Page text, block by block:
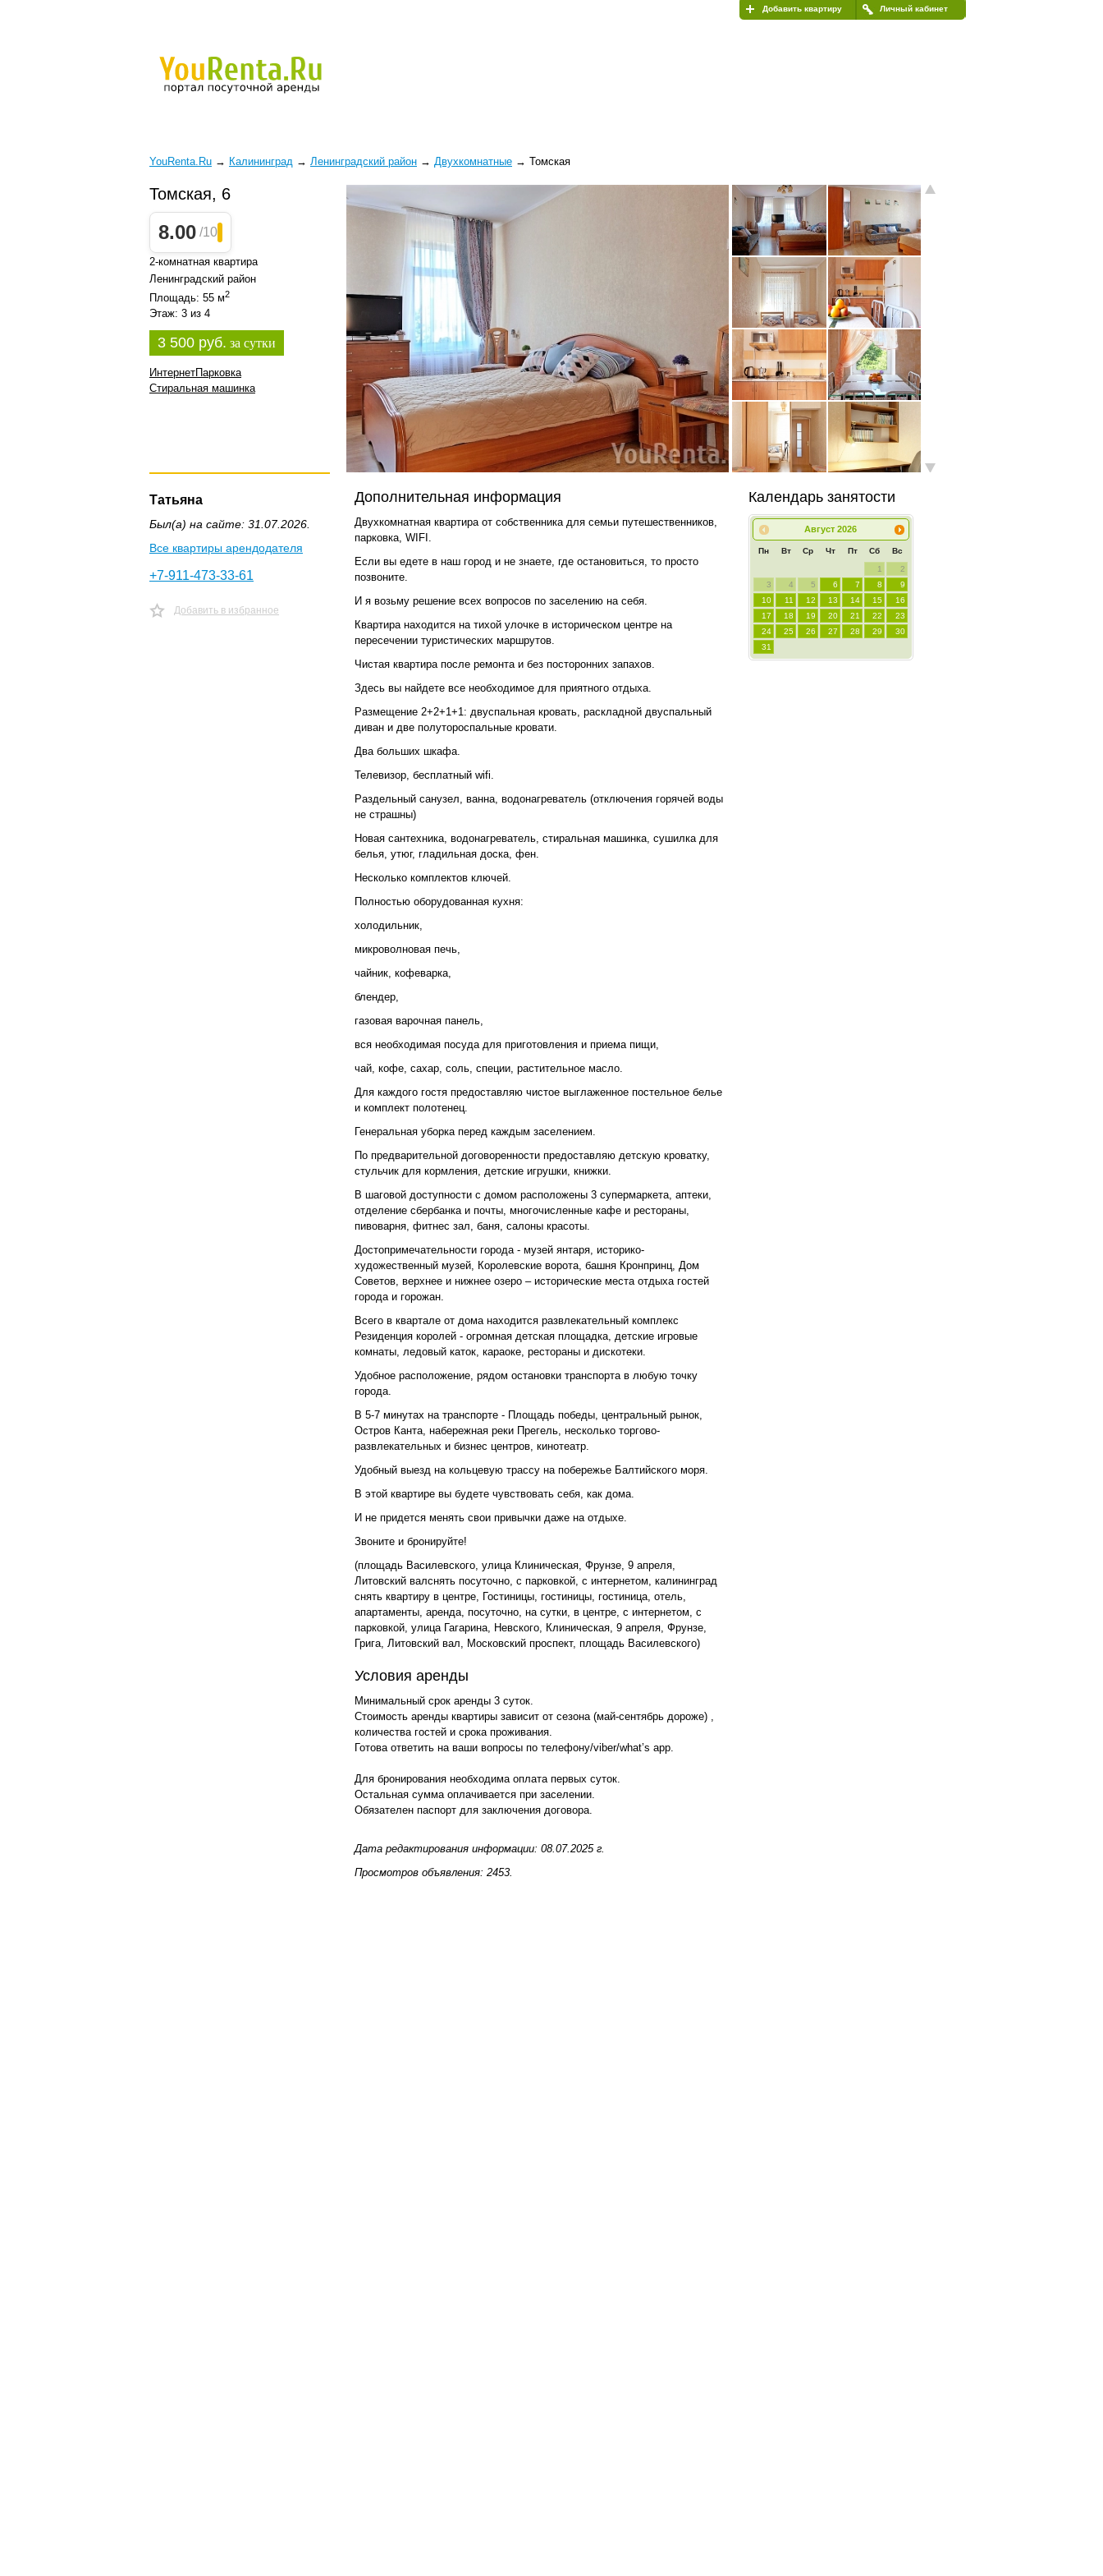
Личный кабинет
Добавить квартиру
YouRenta.Ru → Калининград → Ленинградский район → Двухкомнатные → Томская
Томская, 6
8.00 /10
2-комнатная квартира
Ленинградский район
Площадь: 55 м2
Этаж: 3 из 4
3 500 руб. за сутки
ИнтернетПарковка
Стиральная машинка
Татьяна
Был(а) на сайте: 31.07.2026.
Все квартиры арендодателя
+7-911-473-33-61
Добавить в избранное
Дополнительная информация
Двухкомнатная квартира от собственника для семьи путешественников,
парковка, WIFI.
Если вы едете в наш город и не знаете, где остановиться, то просто
позвоните.
И я возьму решение всех вопросов по заселению на себя.
Квартира находится на тихой улочке в историческом центре на
пересечении туристических маршрутов.
Чистая квартира после ремонта и без посторонних запахов.
Здесь вы найдете все необходимое для приятного отдыха.
Размещение 2+2+1+1: двуспальная кровать, раскладной двуспальный
диван и две полутороспальные кровати.
Два больших шкафа.
Телевизор, бесплатный wifi.
Раздельный санузел, ванна, водонагреватель (отключения горячей воды
не страшны)
Новая сантехника, водонагреватель, стиральная машинка, сушилка для
белья, утюг, гладильная доска, фен.
Несколько комплектов ключей.
Полностью оборудованная кухня:
холодильник,
микроволновая печь,
чайник, кофеварка,
блендер,
газовая варочная панель,
вся необходимая посуда для приготовления и приема пищи,
чай, кофе, сахар, соль, специи, растительное масло.
Для каждого гостя предоставляю чистое выглаженное постельное белье
и комплект полотенец.
Генеральная уборка перед каждым заселением.
По предварительной договоренности предоставляю детскую кроватку,
стульчик для кормления, детские игрушки, книжки.
В шаговой доступности с домом расположены 3 супермаркета, аптеки,
отделение сбербанка и почты, многочисленные кафе и рестораны,
пивоварня, фитнес зал, баня, салоны красоты.
Достопримечательности города - музей янтаря, историко-
художественный музей, Королевские ворота, башня Кронпринц, Дом
Советов, верхнее и нижнее озеро – исторические места отдыха гостей
города и горожан.
Всего в квартале от дома находится развлекательный комплекс
Резиденция королей - огромная детская площадка, детские игровые
комнаты, ледовый каток, караоке, рестораны и дискотеки.
Удобное расположение, рядом остановки транспорта в любую точку
города.
В 5-7 минутах на транспорте - Площадь победы, центральный рынок,
Остров Канта, набережная реки Прегель, несколько торгово-
развлекательных и бизнес центров, кинотеатр.
Удобный выезд на кольцевую трассу на побережье Балтийского моря.
В этой квартире вы будете чувствовать себя, как дома.
И не придется менять свои привычки даже на отдыхе.
Звоните и бронируйте!
(площадь Василевского, улица Клиническая, Фрунзе, 9 апреля,
Литовский валснять посуточно, с парковкой, с интернетом, калининград
снять квартиру в центре, Гостиницы, гостиницы, гостиница, отель,
апартаменты, аренда, посуточно, на сутки, в центре, с интернетом, с
парковкой, улица Гагарина, Невского, Клиническая, 9 апреля, Фрунзе,
Грига, Литовский вал, Московский проспект, площадь Василевского)
Условия аренды
Минимальный срок аренды 3 суток.
Стоимость аренды квартиры зависит от сезона (май-сентябрь дороже) ,
количества гостей и срока проживания.
Готова ответить на ваши вопросы по телефону/viber/what’s app.
Для бронирования необходима оплата первых суток.
Остальная сумма оплачивается при заселении.
Обязателен паспорт для заключения договора.
Дата редактирования информации: 08.07.2025 г.
Просмотров объявления: 2453.
Календарь занятости
Август 2026
Пн Вт Ср Чт Пт Сб Вс
1
2
3
4 5 6 7 8
9
10
11 12 13 14 15
16
17
18 19 20 21 22
23
24
25 26 27 28 29
30
31